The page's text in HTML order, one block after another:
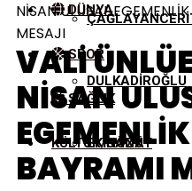
DULKADIROĞLU
EKINÖZÜ
DÜNYA
SPOR
SAĞLIK
KÜLTÜR/SANAT
NİSAN ULUSAL
MESAJI
VALİ
NİSAN
BAYRAMI